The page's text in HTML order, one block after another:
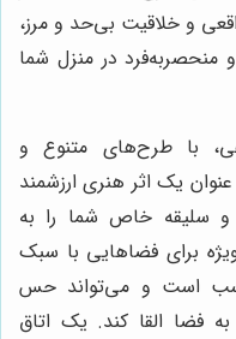
و خلاقیت بی‌حد و مرز،
منحصربه‌فرد در منزل شما
با طرح‌های متنوع و
یک اثر هنری ارزشمند
و سلیقه خاص شما را به
برای فضاهایی با سبک
است و می‌تواند حس
فضا القا کند. یک اتاق